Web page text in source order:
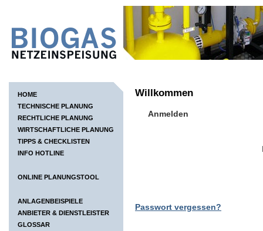
HOME
TECHNISCHE PLANUNG
RECHTLICHE PLANUNG
WIRTSCHAFTLICHE PLANUNG
TIPPS & CHECKLISTEN
INFO HOTLINE
ONLINE PLANUNGSTOOL
ANLAGENBEISPIELE
ANBIETER & DIENSTLEISTER
GLOSSAR
Willkommen
Anmelden
Passwort vergessen?